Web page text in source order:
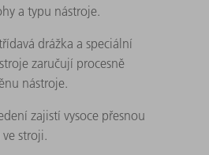
a typu nástroje.
drážka a speciální
zaručují procesně
nástroje.
zajistí vysoce přesnou
stroji.